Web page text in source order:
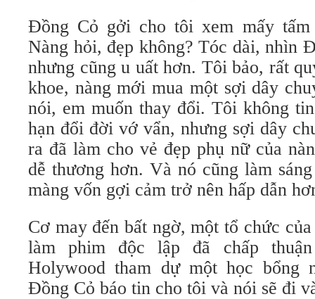
Đồng Cỏ gởi cho tôi xem mấy
Nàng hỏi, đẹp không? Tóc dài, nhìn
nhưng cũng u uất hơn. Tôi bảo, rất
khoe, nàng mới mua một sợi dây
nói, em muốn thay đổi. Tôi không
hạn đổi đời vớ vẩn, nhưng sợi dây
ra đã làm cho vẻ đẹp phụ nữ của
dễ thương hơn. Và nó cũng làm
màng vốn gợi cảm trở nên hấp dẫn
Cơ may đến bất ngờ, một tổ chức
làm phim độc lập đã chấp
Holywood tham dự một học bổng
Đồng Cỏ báo tin cho tôi và nói sẽ đi